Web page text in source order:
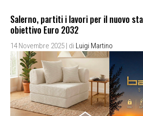
Salerno, partiti i lavori per il nuovo
obiettivo Euro 2032
14 Novembre 2025 | di Luigi Martino